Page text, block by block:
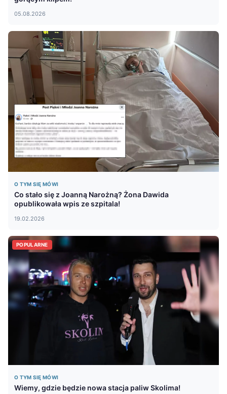
05.08.2026
O TYM SIĘ MÓWI
Co stało się z Joanną Narożną? Żona Dawida
opublikowała wpis ze szpitala!
19.02.2026
POPULARNE
O TYM SIĘ MÓWI
Wiemy, gdzie będzie nowa stacja paliw Skolima!